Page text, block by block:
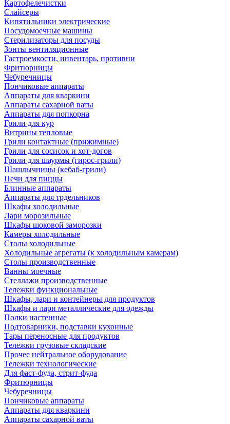
Картофелечистки
Слайсеры
Кипятильники электрические
Посудомоечные машины
Стерилизаторы для посуды
Зонты вентиляционные
Гастроемкости, инвентарь, противни
Фритюрницы
Чебуречницы
Пончиковые аппараты
Аппараты для кваркини
Аппараты сахарной ваты
Аппараты для попкорна
Грили для кур
Витрины тепловые
Грили контактные (прижимные)
Грили для сосисок и хот-догов
Грили для шаурмы (гирос-грили)
Шашлычницы (кебаб-грили)
Печи для пиццы
Блинные аппараты
Аппараты для трдельников
Шкафы холодильные
Лари морозильные
Шкафы шоковой заморозки
Камеры холодильные
Столы холодильные
Холодильные агрегаты (к холодильным камерам)
Столы производственные
Ванны моечные
Стеллажи производственные
Тележки функциональные
Шкафы, лари и контейнеры для продуктов
Шкафы и лари металлические для одежды
Полки настенные
Подтоварники, подставки кухонные
Тары переносные для продуктов
Тележки грузовые складские
Прочее нейтральное оборудование
Тележки технологические
Для фаст-фуда, стрит-фуда
Фритюрницы
Чебуречницы
Пончиковые аппараты
Аппараты для кваркини
Аппараты сахарной ваты